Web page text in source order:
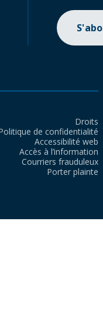
Droits
de confidentialité
Accessibilité web
Accès à l’information
Courriers frauduleux
Porter plainte